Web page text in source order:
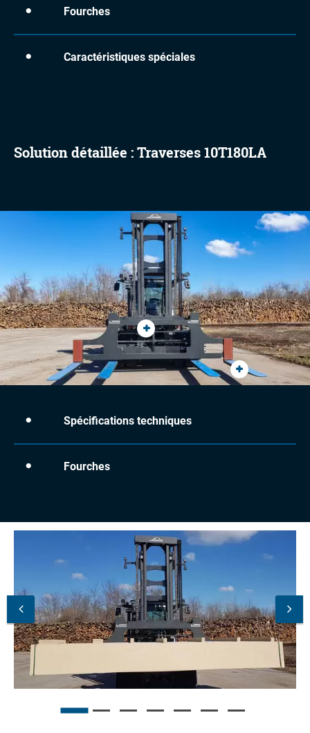
Fourches
Caractéristiques spéciales
Solution détaillée : Traverses 10T180LA
Spécifications techniques
Fourches